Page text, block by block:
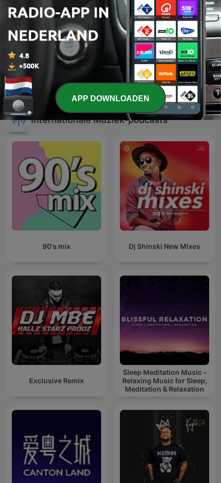
Top 40 Weekoverzicht
Top Of The Pop 1960 -
1969
Internationale Muziek-podcasts
90's mix Dj Shinski New Mixes
Exclusive Remix
Sleep Meditation Music -
Relaxing Music for Sleep,
Meditation & Relaxation
APP DOWNLOADEN